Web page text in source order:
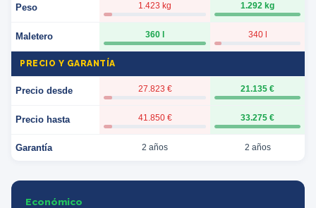
Peso 1.423 kg 1.292 kg
Maletero 360 l 340 l
PRECIO Y GARANTÍA
Precio desde 27.823 € 21.135 €
Precio hasta 41.850 € 33.275 €
Garantía 2 años 2 años
Económico